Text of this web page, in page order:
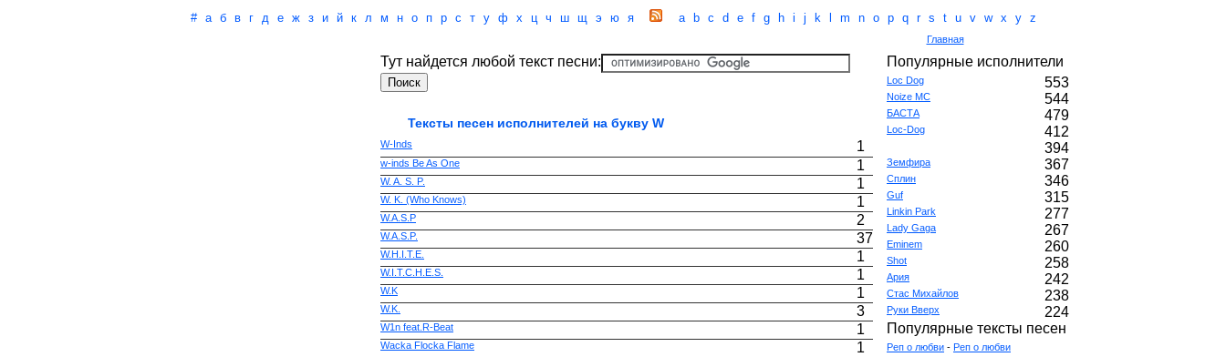
# а б в г д е ж з и й к л м н о п р с т у ф х ц ч ш щ э ю я a b c d e f g h i j k m n o p q r s t u v w x y z
Главная
Тут найдется любой текст песни:
Тексты песен исполнителей на букву W
W-Inds 1
w-inds Be As One 1
W. A. S. P. 1
W. K. (Who Knows) 1
W.A.S.P 2
W.A.S.P. 37
W.H.I.T.E. 1
W.I.T.C.H.E.S. 1
W.K 1
W.K. 3
W1n feat.R-Beat 1
Wacka Flocka Flame 1
Популярные исполнители
Loc Dog 553
Noize MC 544
БАСТА 479
Loc-Dog
412
394
Земфира 367
Сплин 346
Guf 315
Linkin Park 277
Lady Gaga 267
Eminem 260
Shot 258
Ария 242
Стас Михайлов 238
Руки Вверх
224
Популярные тексты песен
Реп о любви - Реп о любви